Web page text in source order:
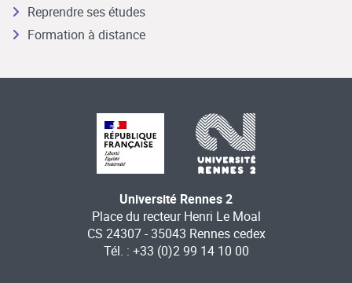
Reprendre ses études
Formation à distance
Université Rennes 2
Place du recteur Henri Le Moal
CS 24307 - 35043 Rennes cedex
Tél. : +33 (0)2 99 14 10 00